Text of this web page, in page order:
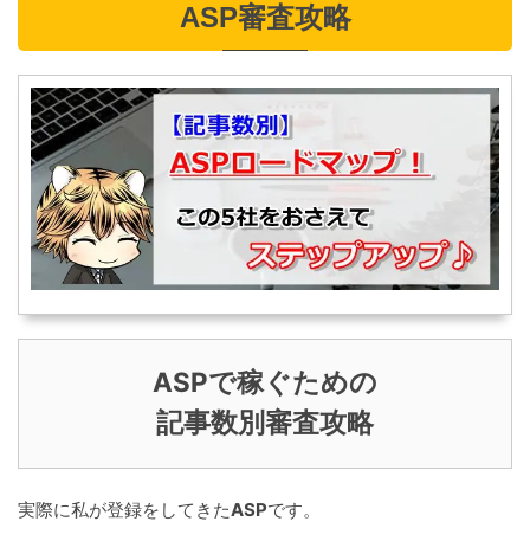
ASP審査攻略
ASPで稼ぐための
記事数別審査攻略
実際に私が登録をしてきたASPです。